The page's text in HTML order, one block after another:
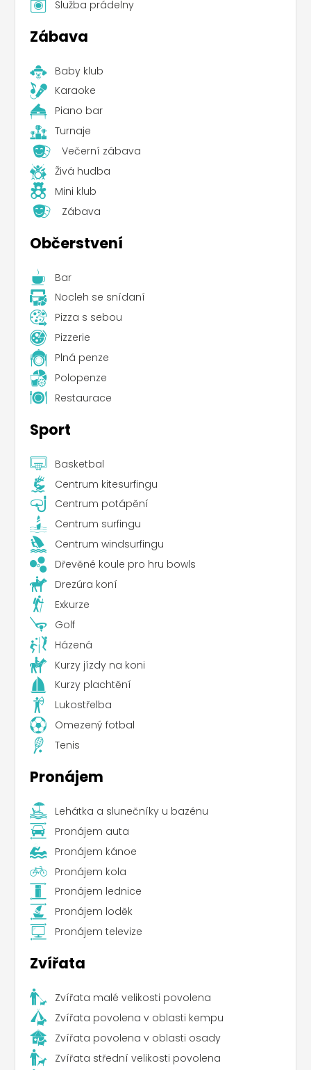
Služba prádelny
Zábava
Baby klub
Karaoke
Piano bar
Turnaje
Večerní zábava
Živá hudba
Mini klub
Zábava
Občerstvení
Bar
Nocleh se snídaní
Pizza s sebou
Pizzerie
Plná penze
Polopenze
Restaurace
Sport
Basketbal
Centrum kitesurfingu
Centrum potápění
Centrum surfingu
Centrum windsurfingu
Dřevěné koule pro hru bowls
Drezúra koní
Exkurze
Golf
Házená
Kurzy jízdy na koni
Kurzy plachtění
Lukostřelba
Omezený fotbal
Tenis
Pronájem
Lehátka a slunečníky u bazénu
Pronájem auta
Pronájem kánoe
Pronájem kola
Pronájem lednice
Pronájem loděk
Pronájem televize
Zvířata
Zvířata malé velikosti povolena
Zvířata povolena v oblasti kempu
Zvířata povolena v oblasti osady
Zvířata střední velikosti povolena
Leaflet